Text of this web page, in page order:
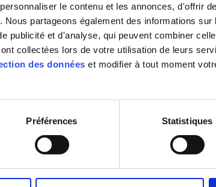
le contenu et les annonces, d'offrir
partageons également des informations
publicité et d'analyse, qui peuvent combiner
collectées lors de votre utilisation de leurs
des données et modifier à tout moment
Préférences Statistiques
Téléchargements sur le